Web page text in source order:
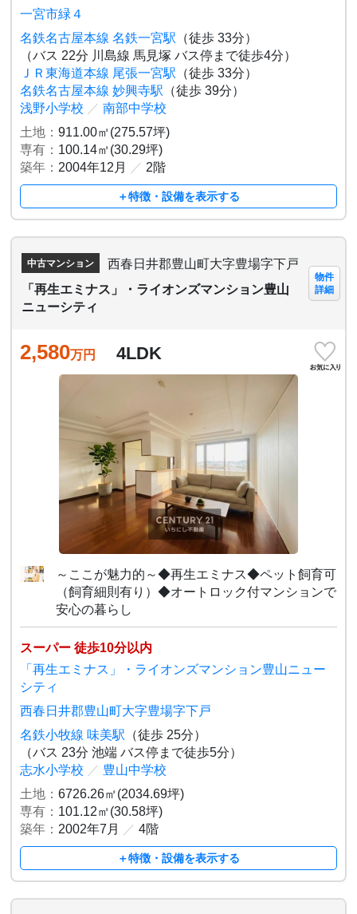
一宮市緑４
名鉄名古屋本線 名鉄一宮駅 （徒歩 33分）
（バス 22分 川島線 馬見塚 バス停まで徒歩4分）
ＪＲ東海道本線 尾張一宮駅 （徒歩 33分）
名鉄名古屋本線 妙興寺駅 （徒歩 39分）
浅野小学校 ／ 南部中学校
土地：911.00㎡(275.57坪)
専有： 100.14㎡(30.29坪)
築年： 2004年12月 ／ 2階
＋特徴・設備を表示する
中古マンション
西春日井郡豊山町大字豊場字下戸
「再生エミナス」・ライオンズマンション豊山
ニューシティ
物件
詳細
2,580万円 4LDK
～ここが魅力的～◆再生エミナス◆ペット飼育可
（飼育細則有り）◆オートロック付マンションで
安心の暮らし
スーパー 徒歩10分以内
「再生エミナス」・ライオンズマンション豊山ニュー
シティ
西春日井郡豊山町大字豊場字下戸
名鉄小牧線 味美駅 （徒歩 25分）
（バス 23分 池端 バス停まで徒歩5分）
志水小学校 ／ 豊山中学校
土地：6726.26㎡(2034.69坪)
専有： 101.12㎡(30.58坪)
築年： 2002年7月 ／ 4階
＋特徴・設備を表示する